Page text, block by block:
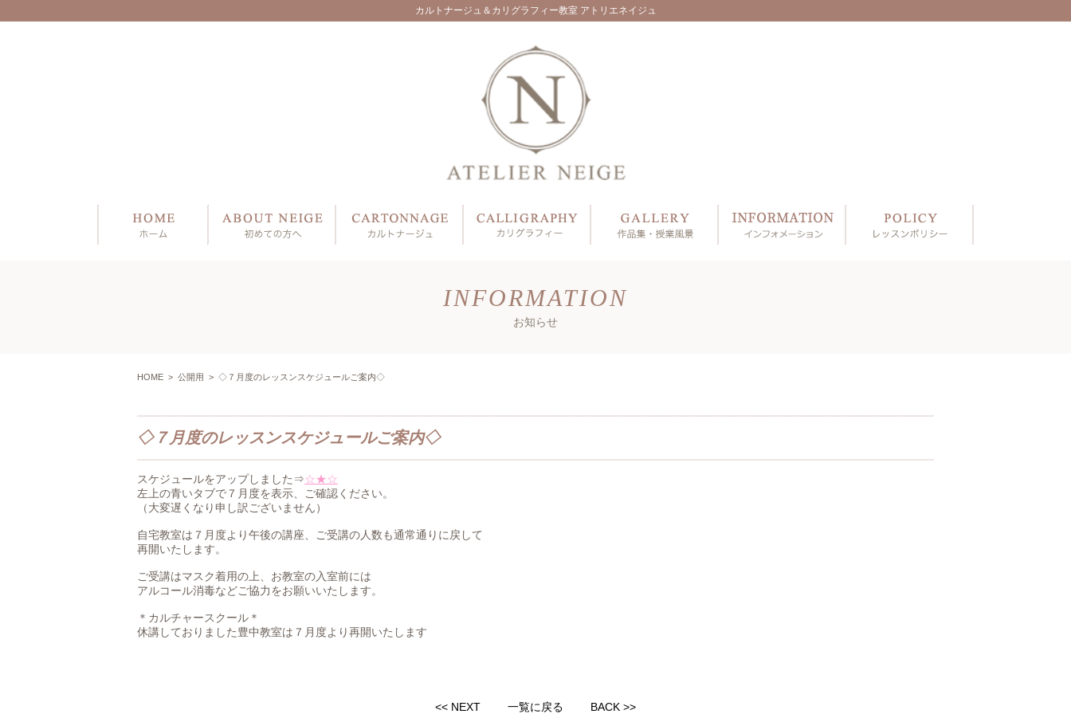
カルトナージュ＆カリグラフィー教室 アトリエネイジュ
INFORMATION
お知らせ
HOME > 公開用 > ◇７月度のレッスンスケジュールご案内◇
◇７月度のレッスンスケジュールご案内◇
スケジュールをアップしました⇒☆★☆
左上の青いタブで７月度を表示、ご確認ください。
（大変遅くなり申し訳ございません）
自宅教室は７月度より午後の講座、ご受講の人数も通常通りに戻して
再開いたします。
ご受講はマスク着用の上、お教室の入室前には
アルコール消毒などご協力をお願いいたします。
＊カルチャースクール＊
休講しておりました豊中教室は７月度より再開いたします
<< NEXT 一覧に戻る BACK >>